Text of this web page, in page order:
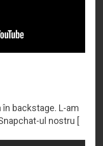
în backstage. L-am
ul nostru [